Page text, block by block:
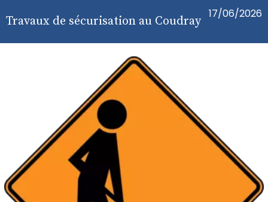
Travaux de sécurisation au Coudray
17/06/2026